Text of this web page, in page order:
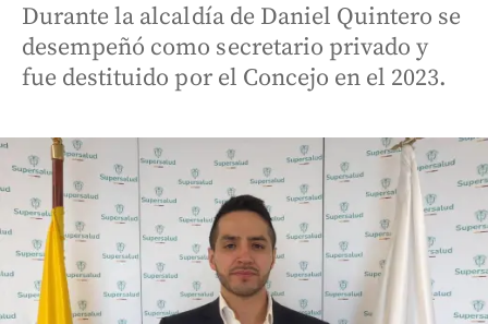
Durante la alcaldía de Daniel Quintero se
desempeñó como secretario privado y
fue destituido por el Concejo en el 2023.